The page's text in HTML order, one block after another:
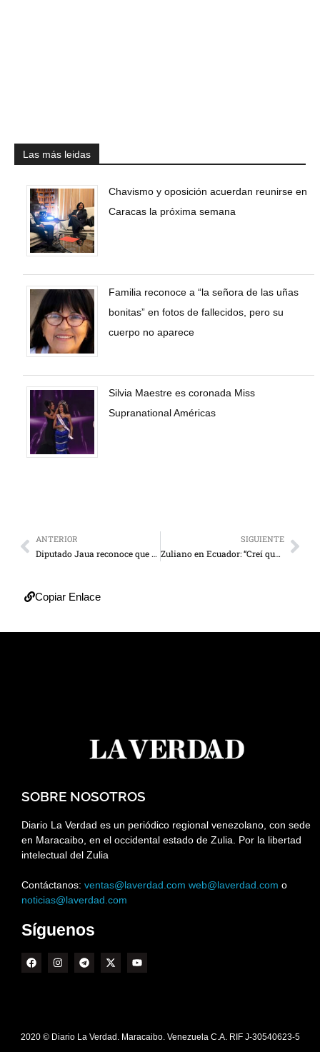
Las más leidas
Chavismo y oposición acuerdan reunirse en
Caracas la próxima semana
Familia reconoce a “la señora de las uñas
bonitas” en fotos de fallecidos, pero su
cuerpo no aparece
Silvia Maestre es coronada Miss
Supranational Américas
ANTERIOR
Diputado Jaua reconoce que no quieren revocatorio
SIGUIENTE
Zuliano en Ecuador: “Creí que me iba a morir”
Copiar Enlace
SOBRE NOSOTROS
Diario La Verdad es un periódico regional venezolano, con sede
en Maracaibo, en el occidental estado de Zulia. Por la libertad
intelectual del Zulia
Contáctanos: ventas@laverdad.com web@laverdad.com o
noticias@laverdad.com
Síguenos
2020 © Diario La Verdad. Maracaibo. Venezuela C.A. RIF J-30540623-5